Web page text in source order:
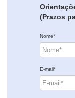
(Prazos
Nome*
E-mail*